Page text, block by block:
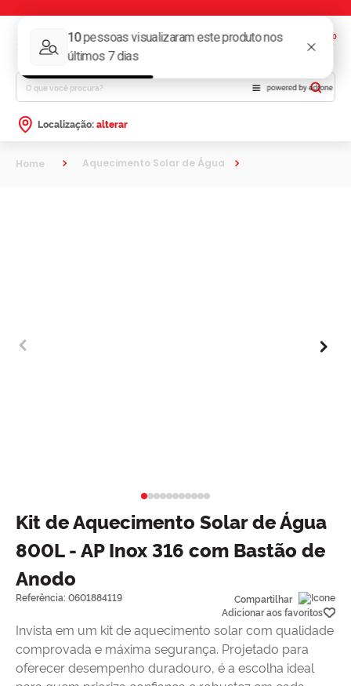
0
O que você procura?
Localização:alterar
Aquecimento Solar de Água
Kit de Aquecimento Solar de Água
800L - AP Inox 316 com Bastão de
Anodo
Referência: 0601884119 Compartilhar
Invista em um kit de aquecimento solar com qualidade
comprovada e máxima segurança. Projetado para
oferecer desempenho duradouro, é a escolha ideal